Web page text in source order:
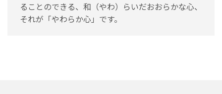
ることのできる、和（やわ）らいだおおらかな心、
それが「やわらか心」です。